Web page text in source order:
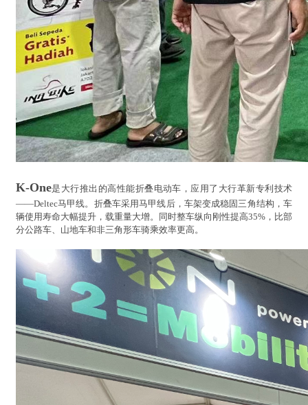
K-One是大行推出的高性能折叠电动车，应用了大行革新专利技术
——Deltec马甲线。折叠车采用马甲线后，车架变成稳固三角结构，车
辆使用寿命大幅提升，载重量大增。同时整车纵向刚性提高35%，比部
分公路车、山地车和非三角形车骑乘效率更高。